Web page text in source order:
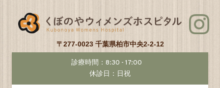
〒277-0023 千葉県柏市中央2-2-12
診療時間：8:30 - 17:00
休診日：日祝